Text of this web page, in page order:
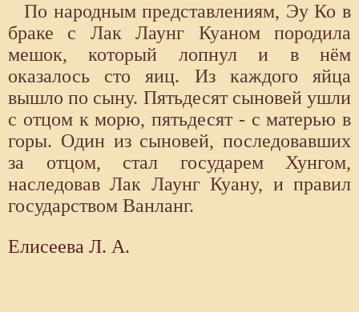
По народным представлениям, Эу Ко в
браке с Лак Лаунг Куаном породила
мешок, который лопнул и в нём
оказалось сто яиц. Из каждого яйца
вышло по сыну. Пятьдесят сыновей ушли
с отцом к морю, пятьдесят - с матерью в
горы. Один из сыновей, последовавших
за отцом, стал государем Хунгом,
наследовав Лак Лаунг Куану, и правил
государством Ванланг.
Елисеева Л. А.